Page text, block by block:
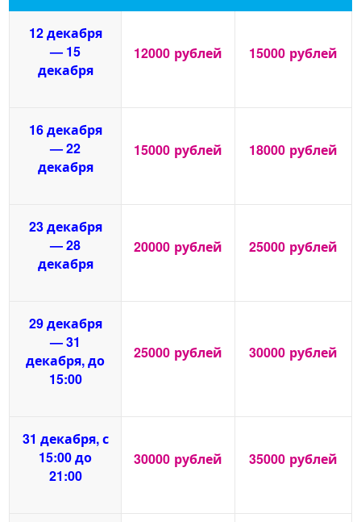
12 декабря
— 15
декабря
12000 рублей 15000 рублей
16 декабря
— 22
декабря
15000 рублей 18000 рублей
23 декабря
— 28
декабря
20000 рублей 25000 рублей
29 декабря
— 31
декабря, до
15:00
25000 рублей 30000 рублей
31 декабря, с
15:00 до
21:00
30000 рублей 35000 рублей